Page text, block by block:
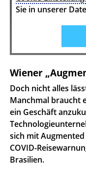
Sie in unserer
Wiener
Doch nicht alles
Manchmal braucht
ein Geschäft
sich mit
COVID-
Brasilien.